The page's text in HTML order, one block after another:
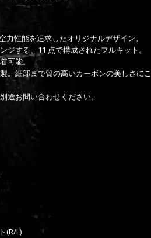
力性能を追求したオリジナルデザイン。
ジする、11 点で構成されたフルキット。
可能。
。細部まで質の高いカーボンの美しさにこ
途お問い合わせください。
(R/L)